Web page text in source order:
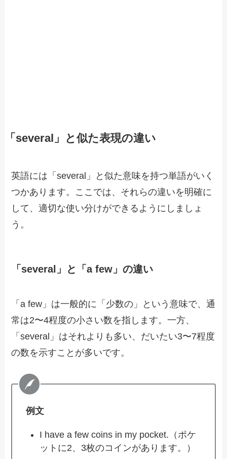
「several」と似た表現の違い
英語には「several」と似た意味を持つ単語がいく
つかあります。ここでは、それらの違いを明確に
して、適切な使い分けができるようにしましょ
う。
「several」と「a few」の違い
「a few」は一般的に「少数の」という意味で、通
常は2〜4程度の小さい数を指します。一方、
「several」はそれよりも多い、だいたい3〜7程度
の数を示すことが多いです。
例文
I have a few coins in my pocket.（ポケ
ットに2、3枚のコインがあります。）